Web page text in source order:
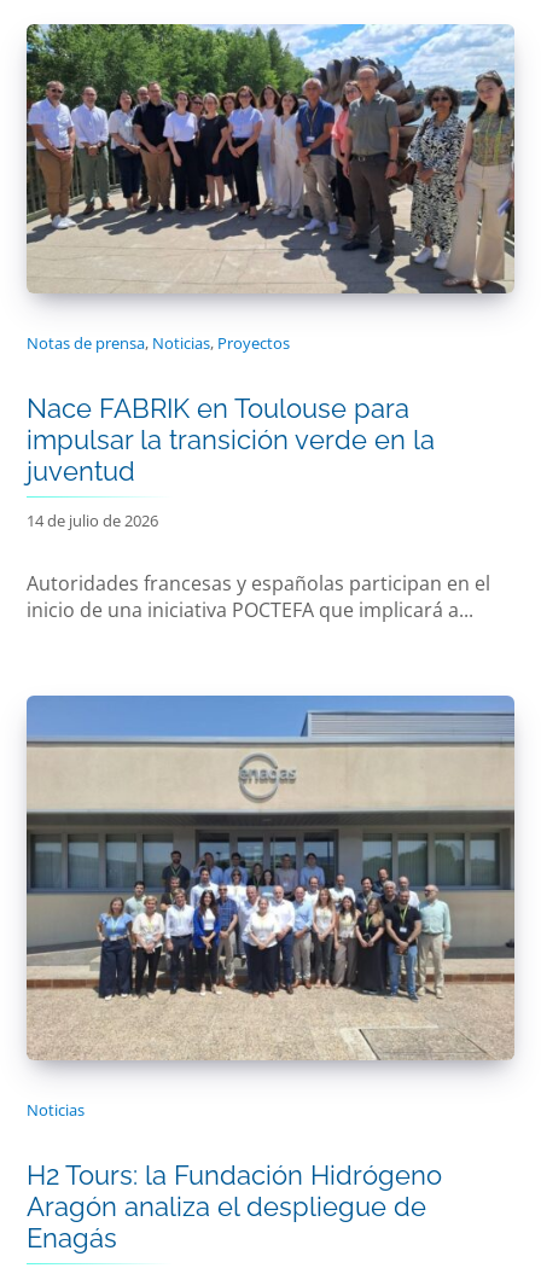
Notas de prensa, Noticias, Proyectos
Nace FABRIK en Toulouse para
impulsar la transición verde en la
juventud
14 de julio de 2026
Autoridades francesas y españolas participan en el
inicio de una iniciativa POCTEFA que implicará a...
Noticias
H2 Tours: la Fundación Hidrógeno
Aragón analiza el despliegue de
Enagás